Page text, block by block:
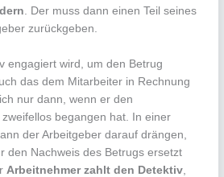
. Der muss dann einen Teil seines
zurückgeben.
engagiert wird, um den Betrug
das dem Mitarbeiter in Rechnung
nur dann, wenn er den
begangen hat. In einer
der Arbeitgeber darauf drängen,
den Nachweis des Betrugs ersetzt
Arbeitnehmer zahlt den Detektiv